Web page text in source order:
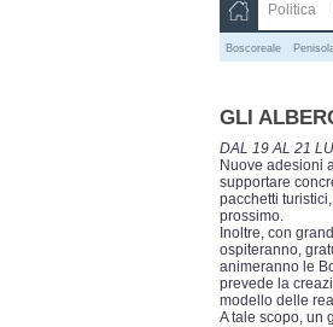
Politica
Boscoreale
GLI
DAL 19 AL 21
Nuove adesioni
supportare
pacchetti
prossimo.
Inoltre, con
ospiteranno,
animeranno le
prevede la
modello delle
A tale scopo, un